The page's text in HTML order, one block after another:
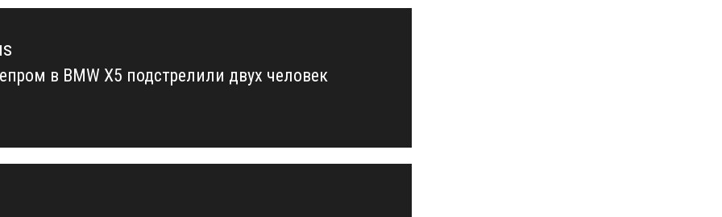
в BMW X5 подстрелили двух человек